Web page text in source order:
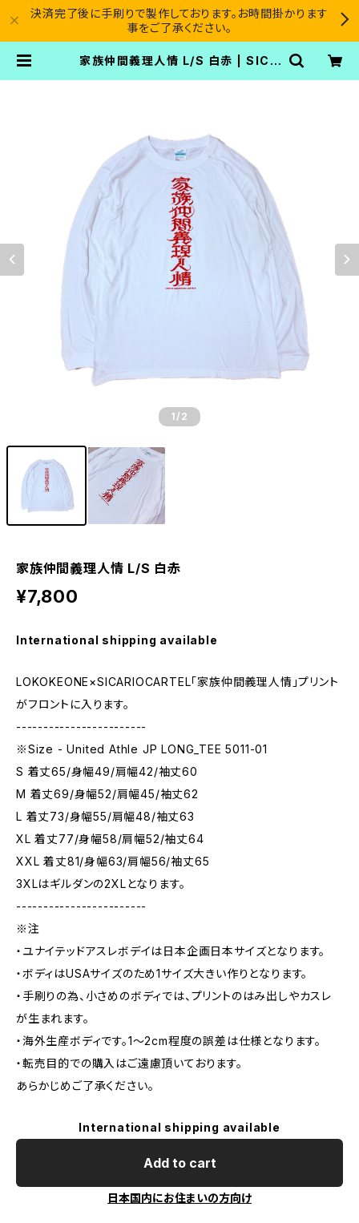
決済完了後に手刷りで製作しております。お時間掛かります
事をご了承ください。
家族仲間義理人情 L/S 白赤 | SICA
1 /2
家族仲間義理人情 L/S 白赤
¥7,800
International shipping available
LOKOKEONE×SICARIOCARTEL「家族仲間義理人情」プリント
がフロントに入ります。
------------------------
※Size - United Athle JP LONG_TEE 5011-01
S 着丈65/身幅49/肩幅42/袖丈60
M 着丈69/身幅52/肩幅45/袖丈62
L 着丈73/身幅55/肩幅48/袖丈63
XL 着丈77/身幅58/肩幅52/袖丈64
XXL 着丈81/身幅63/肩幅56/袖丈65
3XLはギルダンの2XLとなります。
------------------------
※注
・ユナイテッドアスレボデイは日本企画日本サイズとなります。
・ボディはUSAサイズのため1サイズ大きい作りとなります。
・手刷りの為、小さめのボディでは、プリントのはみ出しやカスレ
が生まれます。
・海外生産ボディです。1～2cm程度の誤差は仕様となります。
・転売目的での購入はご遠慮頂いております。
あらかじめご了承ください。
International shipping available
Add to cart
日本国内にお住まいの方向け